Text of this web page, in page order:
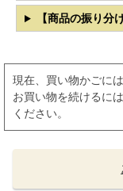
【商品の振り分
現在、買い物かごに
お買い物を続けるに
ください。